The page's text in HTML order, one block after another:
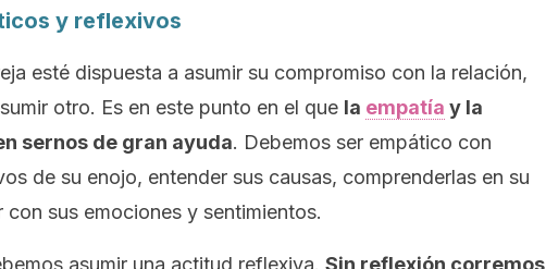
y reflexivos
esté dispuesta a asumir su compromiso con la relación,
otro. Es en este punto en el que la empatía y la
sernos de gran ayuda. Debemos ser empático con
de su enojo, entender sus causas, comprenderlas en su
sus emociones y sentimientos.
asumir una actitud reflexiva. Sin reflexión corremos